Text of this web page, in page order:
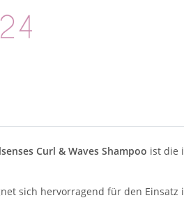
Curl & Waves Shampoo ist die
sich hervorragend für den Einsatz